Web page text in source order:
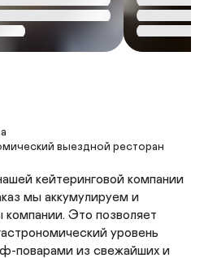
выездной ресторан
кейтеринговой компании
мы аккумулируем и
Это позволяет
уровень
поварами из свежайших и